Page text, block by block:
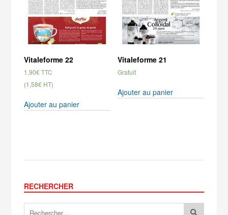
Vitaleforme 22
1,90€ TTC
(1,58€ HT)
Ajouter au panier
Vitaleforme 21
Gratuit
Ajouter au panier
RECHERCHER